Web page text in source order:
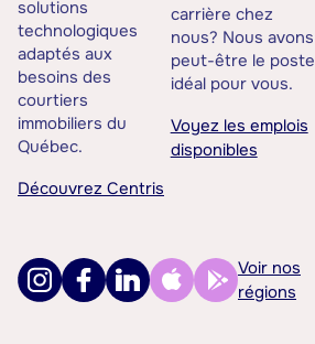
solutions
technologiques
adaptés aux
besoins des
courtiers
immobiliers du
Québec.
Découvrez Centris
carrière chez
nous? Nous avons
peut-être le poste
idéal pour vous.
Voyez les emplois
disponibles
Voir nos
régions